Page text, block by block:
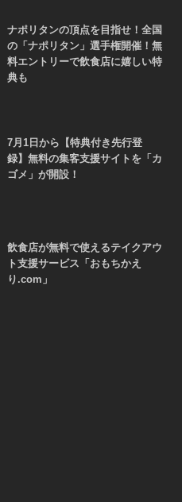
ナポリタンの頂点を目指せ！全国
の「ナポリタン」選手権開催！無
料エントリーで飲食店に嬉しい特
典も
7月1日から【特典付き先行登
録】無料の集客支援サイトを「カ
ゴメ」が開設！
飲食店が無料で使えるテイクアウ
ト支援サービス「おもちかえ
り.com」